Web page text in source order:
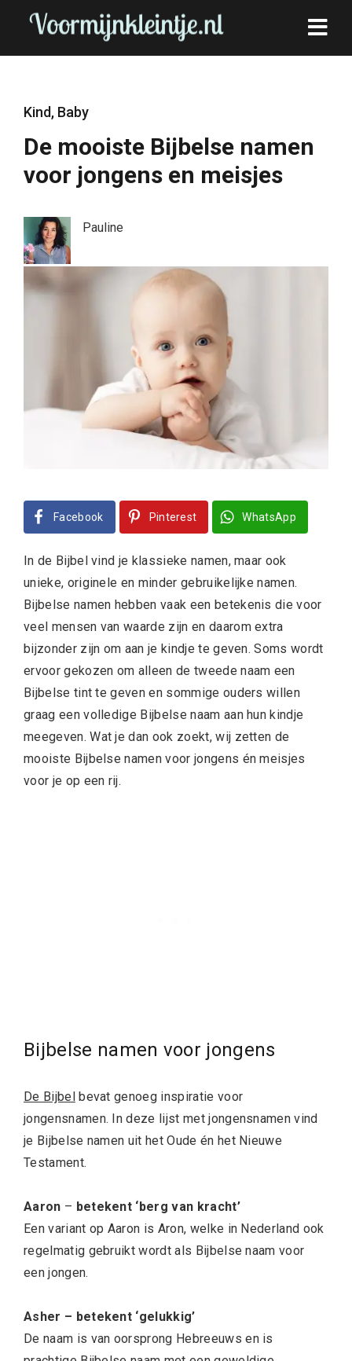
Kind, Baby
De mooiste Bijbelse namen
voor jongens en meisjes
Pauline
Facebook Pinterest WhatsApp
In de Bijbel vind je klassieke namen, maar ook
unieke, originele en minder gebruikelijke namen.
Bijbelse namen hebben vaak een betekenis die voor
veel mensen van waarde zijn en daarom extra
bijzonder zijn om aan je kindje te geven. Soms wordt
ervoor gekozen om alleen de tweede naam een
Bijbelse tint te geven en sommige ouders willen
graag een volledige Bijbelse naam aan hun kindje
meegeven. Wat je dan ook zoekt, wij zetten de
mooiste Bijbelse namen voor jongens én meisjes
voor je op een rij.
Bijbelse namen voor jongens
De Bijbelbevat genoeg inspiratie voor
jongensnamen. In deze lijst met jongensnamen vind
je Bijbelse namen uit het Oude én het Nieuwe
Testament.
Aaron – betekent ‘berg van kracht’
Een variant op Aaron is Aron, welke in Nederland ook
regelmatig gebruikt wordt als Bijbelse naam voor
een jongen.
Asher – betekent ‘gelukkig’
De naam is van oorsprong Hebreeuws en is